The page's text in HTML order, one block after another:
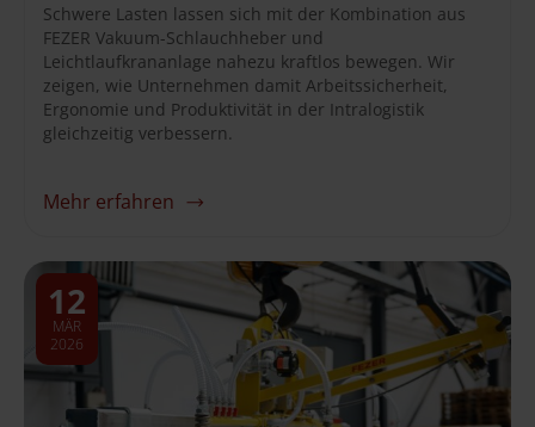
Schwere Lasten lassen sich mit der Kombination aus
FEZER Vakuum-Schlauchheber und
Leichtlaufkrananlage nahezu kraftlos bewegen. Wir
zeigen, wie Unternehmen damit Arbeitssicherheit,
Ergonomie und Produktivität in der Intralogistik
gleichzeitig verbessern.
Mehr erfahren
12
MÄR
2026